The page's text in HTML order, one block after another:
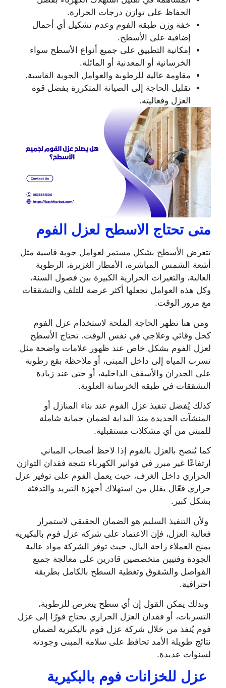
الحفاظ على توازن درجات الحرارة.
خفة وزن طبقة الفوم وعدم تشكيل أي أحمال
إضافية على الأسطح.
إمكانية التطبيق على جميع أنواع الأسطح سواء
الخرسانية أو المعدنية أو المائلة.
مقاومة عالية للرطوبة والعوامل الجوية القاسية.
تقليل الحاجة إلى الصيانة المتكررة بفضل قوة
العزل وفعاليته.
متى تحتاج الاسطح لعزل الفوم
تتعرض الأسطح بشكل مستمر لعوامل جوية قاسية مثل
أشعة الشمس المباشرة، الأمطار الغزيرة، الرطوبة
العالية، والتغيرات الحرارية الكبيرة بين فصول السنة،
وكل هذه العوامل تجعلها أكثر عرضة للتلف والتشققات
مع مرور الوقت.
ومن هنا تظهر الحاجة الملحة لاستخدام عزل الفوم
كحل وقائي وعلاجي في نفس الوقت. تحتاج الأسطح
لعزل الفوم بشكل خاص عند ظهور علامات واضحة مثل
تسرب المياه إلى داخل المبنى، أو ملاحظة بقع رطوبة
على الجدران والأسقف الداخلية، أو حتى عند زيادة
التشققات في طبقة الخرسانة العلوية.
كذلك يُفضل تنفيذ عزل الفوم عند بناء المنازل أو
المنشآت الجديدة منذ البداية لضمان حماية شاملة
للمبنى من أي مشكلات مستقبلية.
كما يُنصح بالعزل بالفوم إذا لاحظ أصحاب المباني
ارتفاعًا غير مبرر في فواتير الكهرباء نتيجة فقدان التوازن
الحراري داخل الغرف، حيث يعمل الفوم على توفير عزل
حراري فعّال يقلل من استهلاك أجهزة التبريد والتدفئة
بشكل كبير.
ولأن التنفيذ السليم هو الضمان الحقيقي لاستمرار
فعالية العزل، فإن الاعتماد على شركة عزل فوم بالبكيرية
يمنح العملاء راحة البال، حيث توفر الشركة مواد عالية
الجودة وفنيين متخصصين قادرين على معالجة جميع
الفواصل والشقوق وتغطية السطح بالكامل بطريقة
احترافية.
وبذلك يمكن القول إن أي سطح يتعرض للرطوبة،
التسربات، أو فقدان العزل الحراري يحتاج فورًا إلى عزل
فوم يُنفذ من خلال شركة عزل فوم بالبكيرية لضمان
نتائج طويلة الأمد تحافظ على سلامة المبنى وجودته
لسنوات عديدة.
عزل للخزانات فوم بالبكيرية